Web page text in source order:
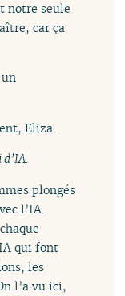
notre seule
car ça
Eliza.
.
plongés
l’IA.
qui font
les
l’a vu ici,